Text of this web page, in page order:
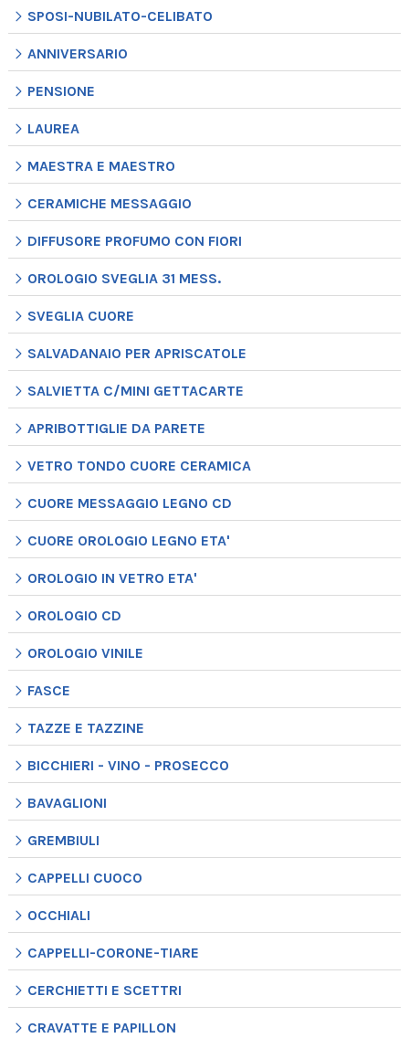
SPOSI-NUBILATO-CELIBATO
ANNIVERSARIO
PENSIONE
LAUREA
MAESTRA E MAESTRO
CERAMICHE MESSAGGIO
DIFFUSORE PROFUMO CON FIORI
OROLOGIO SVEGLIA 31 MESS.
SVEGLIA CUORE
SALVADANAIO PER APRISCATOLE
SALVIETTA C/MINI GETTACARTE
APRIBOTTIGLIE DA PARETE
VETRO TONDO CUORE CERAMICA
CUORE MESSAGGIO LEGNO CD
CUORE OROLOGIO LEGNO ETA'
OROLOGIO IN VETRO ETA'
OROLOGIO CD
OROLOGIO VINILE
FASCE
TAZZE E TAZZINE
BICCHIERI - VINO - PROSECCO
BAVAGLIONI
GREMBIULI
CAPPELLI CUOCO
OCCHIALI
CAPPELLI-CORONE-TIARE
CERCHIETTI E SCETTRI
CRAVATTE E PAPILLON